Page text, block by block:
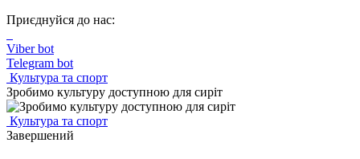
Приєднуйся до нас:
Viber bot
Telegram bot
Культура та спорт
Зробимо культуру доступною для сиріт
Культура та спорт
Завершений